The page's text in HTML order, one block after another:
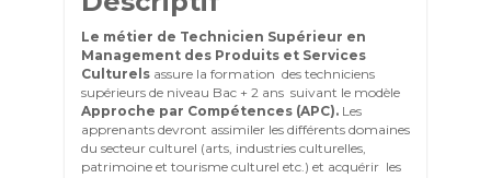
Le métier de Technicien Supérieur en
Management des Produits et Services
Culturelsassure la formation des techniciens
supérieurs de niveau Bac + 2 ans suivant le modèle
Approche par Compétences (APC).Les
apprenants devront assimiler les différents domaines
du secteur culturel (arts, industries culturelles,
patrimoine et tourisme culturel etc.) et acquérir les